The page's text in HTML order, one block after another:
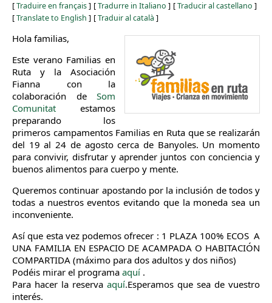
[Traduire en français] [Tradurre in Italiano ] [Traducir al castellano ]
[Translate to English ] [Traduir al català ]
Hola familias,
Este verano Familias en
Ruta y la Asociación
Fianna con la
colaboración de Som
Comunitat estamos
preparando los
primeros campamentos Familias en Ruta que se realizarán
del 19 al 24 de agosto cerca de Banyoles. Un momento
para convivir, disfrutar y aprender juntos con conciencia y
buenos alimentos para cuerpo y mente.
Queremos continuar apostando por la inclusión de todos y
todas a nuestros eventos evitando que la moneda sea un
inconveniente.
Así que esta vez podemos ofrecer : 1 PLAZA 100% ECOS A
UNA FAMILIA EN ESPACIO DE ACAMPADA O HABITACIÓN
COMPARTIDA (máximo para dos adultos y dos niños)
Podéis mirar el programa aquí .
Para hacer la reserva aquí.Esperamos que sea de vuestro
interés.